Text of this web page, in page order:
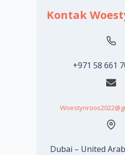
Kontak
+971 58 661
Dubai – United